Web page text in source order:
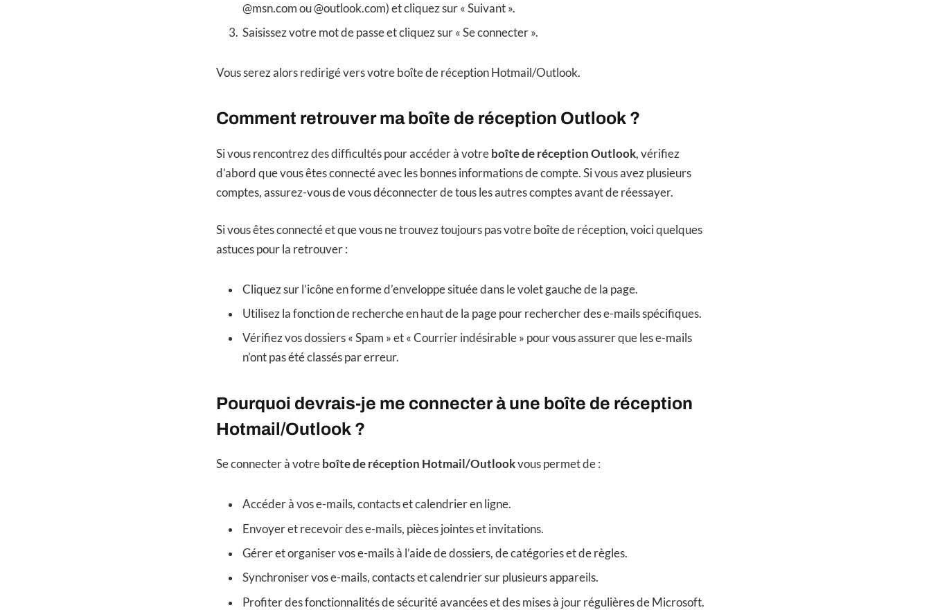
@msn.com ou @outlook.com) et cliquez sur « Suivant ».
Saisissez votre mot de passe et cliquez sur « Se connecter ».
Vous serez alors redirigé vers votre boîte de réception Hotmail/Outlook.
Comment retrouver ma boîte de réception Outlook ?
Si vous rencontrez des difficultés pour accéder à votre boîte de réception Outlook, vérifiez
d’abord que vous êtes connecté avec les bonnes informations de compte. Si vous avez plusieurs
comptes, assurez-vous de vous déconnecter de tous les autres comptes avant de réessayer.
Si vous êtes connecté et que vous ne trouvez toujours pas votre boîte de réception, voici quelques
astuces pour la retrouver :
Cliquez sur l’icône en forme d’enveloppe située dans le volet gauche de la page.
Utilisez la fonction de recherche en haut de la page pour rechercher des e-mails spécifiques.
Vérifiez vos dossiers « Spam » et « Courrier indésirable » pour vous assurer que les e-mails
n’ont pas été classés par erreur.
Pourquoi devrais-je me connecter à une boîte de réception
Hotmail/Outlook ?
Se connecter à votre boîte de réception Hotmail/Outlookvous permet de :
Accéder à vos e-mails, contacts et calendrier en ligne.
Envoyer et recevoir des e-mails, pièces jointes et invitations.
Gérer et organiser vos e-mails à l’aide de dossiers, de catégories et de règles.
Synchroniser vos e-mails, contacts et calendrier sur plusieurs appareils.
Profiter des fonctionnalités de sécurité avancées et des mises à jour régulières de Microsoft.